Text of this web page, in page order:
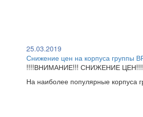
25.03.2019
Снижение цен на корпуса группы
!!!!ВНИМАНИЕ!!! СНИЖЕНИЕ ЦЕН!!!!
На наиболее популярные корпуса